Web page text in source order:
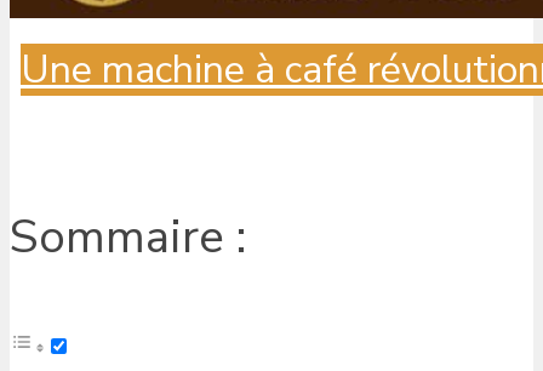
Une machine à café
Sommaire :